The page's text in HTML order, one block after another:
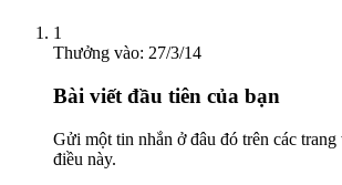
1
Thưởng vào: 27/3/14
Bài viết đầu tiên của bạn
Gửi một tin nhắn ở đâu đó trên các
điều này.